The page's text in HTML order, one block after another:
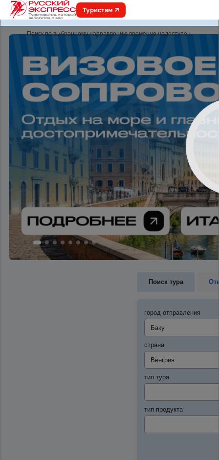
Туристам
Поиск тура
город отправления
страна
тип тура
тип продукта
online.r-express.ru
Поиск по выбранному направлению временно недоступен.